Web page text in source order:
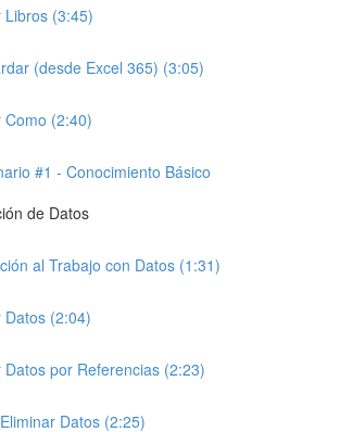
Libros (3:45)
(desde Excel 365) (3:05)
Como (2:40)
#1 - Conocimiento Básico
de Datos
al Trabajo con Datos (1:31)
Datos (2:04)
Datos por Referencias (2:23)
Datos (2:25)